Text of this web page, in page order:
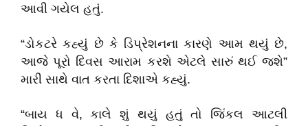
આવી ગયેલ હતું.
“ડોકટરે કહ્યું છે કે ડિપ્રેશનના કારણે આમ થયું છે,
આજે પૂરો દિવસ આરામ કરશે એટલે સારું થઈ જશે”
મારી સાથે વાત કરતા દિશાએ કહ્યું.
“બાય ધ વે, કાલે શું થયું હતું તો જિંકલ આટલી